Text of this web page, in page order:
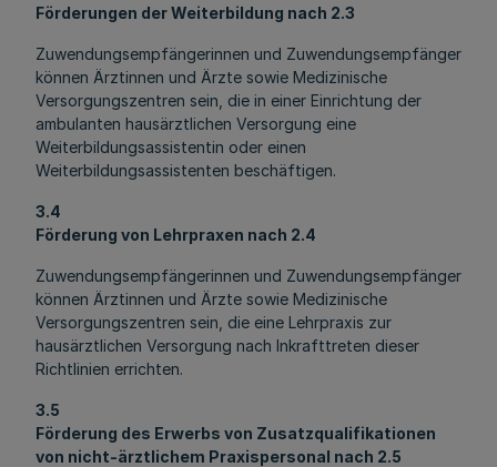
Förderungen der Weiterbildung nach 2.3
Zuwendungsempfängerinnen und Zuwendungsempfänger
können Ärztinnen und Ärzte sowie Medizinische
Versorgungszentren sein, die in einer Einrichtung der
ambulanten hausärztlichen Versorgung eine
Weiterbildungsassistentin oder einen
Weiterbildungsassistenten beschäftigen.
3.4
Förderung von Lehrpraxen nach 2.4
Zuwendungsempfängerinnen und Zuwendungsempfänger
können Ärztinnen und Ärzte sowie Medizinische
Versorgungszentren sein, die eine Lehrpraxis zur
hausärztlichen Versorgung nach Inkrafttreten dieser
Richtlinien errichten.
3.5
Förderung des Erwerbs von Zusatzqualifikationen
von nicht-ärztlichem Praxispersonal nach 2.5